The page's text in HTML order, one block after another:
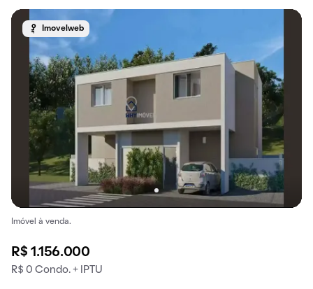
Imovelweb
Imóvel à venda.
R$ 1.156.000
R$ 0 Condo. + IPTU